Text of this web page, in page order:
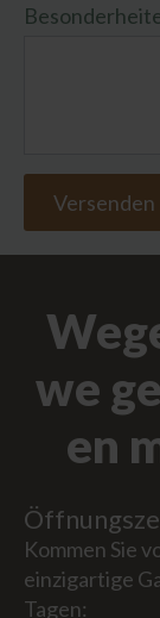
Versenden
we
en
Kommen Sie
einzigartige
Tagen: